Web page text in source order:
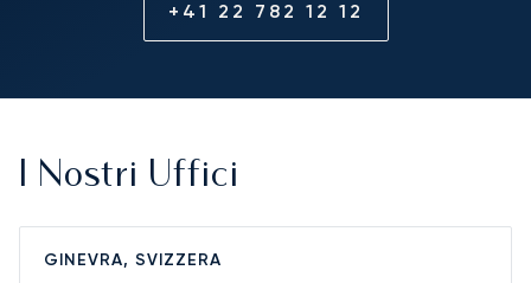
+41 22 782 12 12
I Nostri Uffici
GINEVRA, SVIZZERA